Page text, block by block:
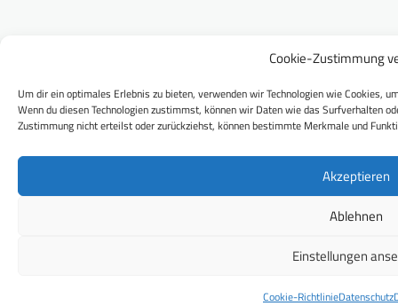
Cookie-Zustimmung
Um dir ein optimales Erlebnis zu bieten, verwenden wir Technologien wie Cookies,
Wenn du diesen Technologien zustimmst, können wir Daten wie das Surfverhalten
Zustimmung nicht erteilst oder zurückziehst, können bestimmte Merkmale und
Akzeptieren
Ablehnen
Einstellungen
Cookie-RichtlinieDatenschutz